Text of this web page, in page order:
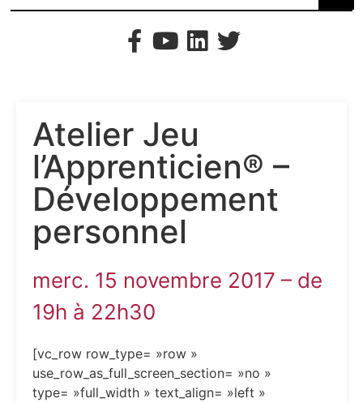
Atelier Jeu
l’Apprenticien® –
Développement
personnel
merc. 15 novembre 2017 – de
19h à 22h30
[vc_row row_type= »row »
use_row_as_full_screen_section= »no »
type= »full_width » text_align= »left »